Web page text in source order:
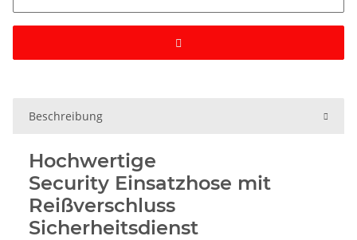
Beschreibung
Hochwertige
Security Einsatzhose mit
Reißverschluss
Sicherheitsdienst